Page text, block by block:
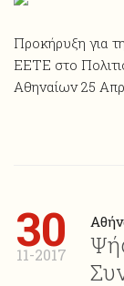
Προκήρυξη για
ΕΕΤΕ στο
Αθηναίων 25
30
11-2017